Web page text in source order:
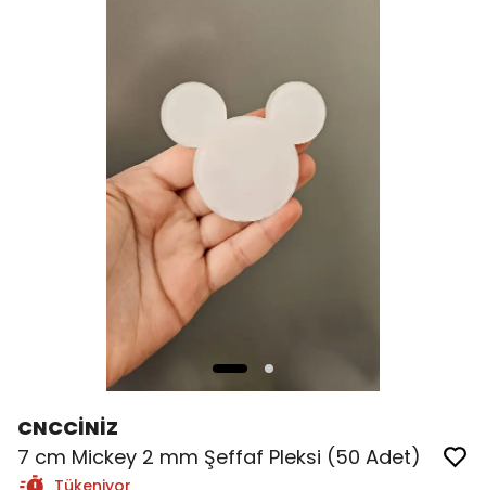
CNCCİNİZ
7 cm Mickey 2 mm Şeffaf Pleksi (50 Adet)
Tükeniyor